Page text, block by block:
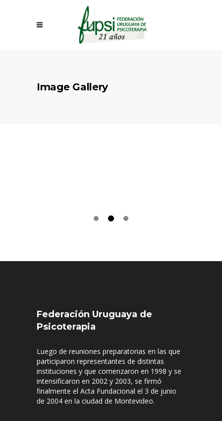
Image Gallery
Federación Uruguaya de
Psicoterapia
Luego de reuniones preparatorias en las que
participaron representantes de distintas
instituciones y que comenzaron en 1998 y se
intensificaron en 2002 y 2003, se firmó
finalmente el Acta Fundacional el 3 de junio
de 2004 en la ciudad de Montevideo.